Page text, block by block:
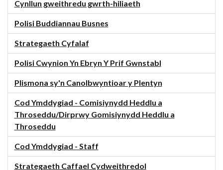
Cynllun gweithredu gwrth-hiliaeth
Polisi Buddiannau Busnes
Strategaeth Cyfalaf
Polisi Cwynion Yn Ebryn Y Prif Gwnstabl
Plismona sy'n Canolbwyntioar y Plentyn
Cod Ymddygiad - Comisiynydd Heddlu a
Throseddu/Dirprwy Gomisiynydd Heddlu a
Throseddu
Cod Ymddygiad - Staff
Strategaeth Caffael Cydweithredol